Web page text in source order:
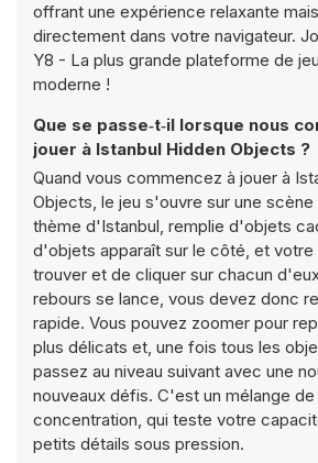
offrant une expérience relaxante
directement dans votre navigateur.
Y8 - La plus grande plateforme de
moderne !
Que se passe‑t‑il lorsque nous
jouer à Istanbul Hidden Objects ?
Quand vous commencez à jouer à
Objects, le jeu s'ouvre sur une scène
thème d'Istanbul, remplie d'objets
d'objets apparaît sur le côté, et
trouver et de cliquer sur chacun
rebours se lance, vous devez donc
rapide. Vous pouvez zoomer pour
plus délicats et, une fois tous les
passez au niveau suivant avec une
nouveaux défis. C'est un mélange
concentration, qui teste votre
petits détails sous pression.